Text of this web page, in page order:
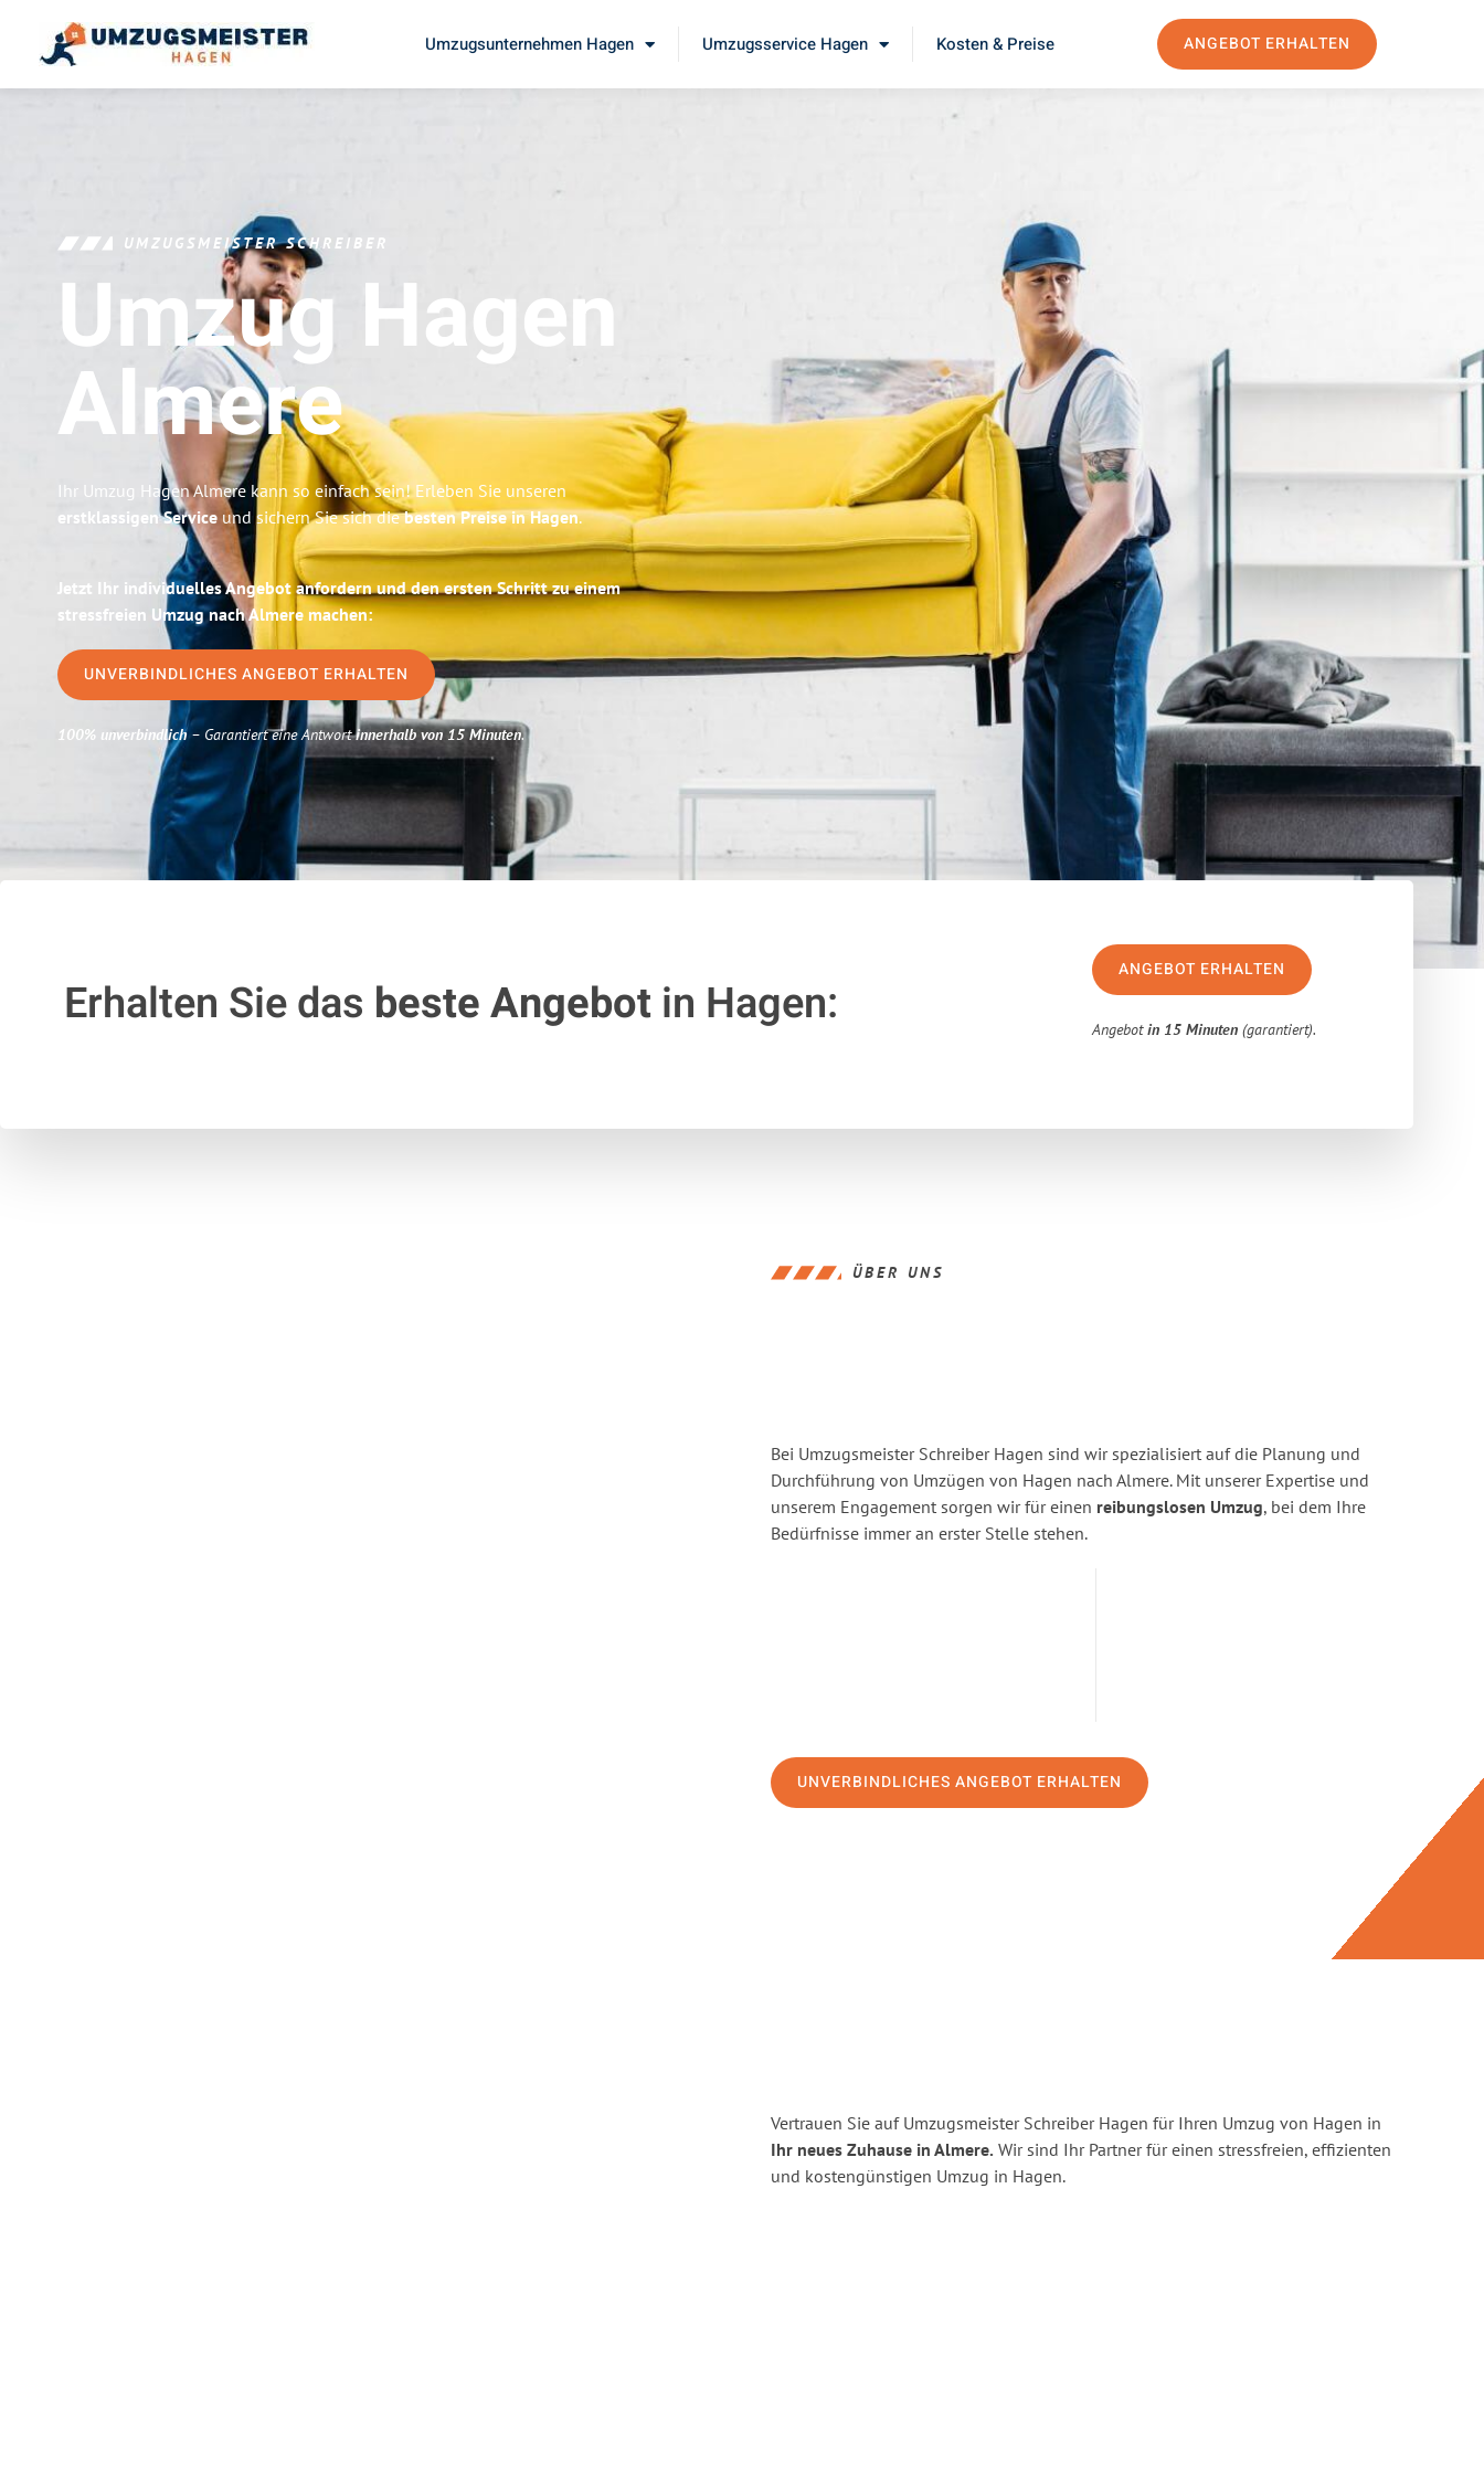
Umzugsunternehmen Hagen Umzugsservice Hagen Kosten & Preise ANGEBOT ERHALTEN
UMZUGSMEISTER SCHREIBER
Umzug Hagen
Almere
Ihr Umzug Hagen Almere kann so einfach sein! Erleben Sie unseren
erstklassigen Service und sichern Sie sich diebesten Preise in Hagen.
Jetzt Ihr individuelles Angebot anfordern und den ersten Schritt zu einem
stressfreien Umzug nach Almere machen:
UNVERBINDLICHES ANGEBOT ERHALTEN
100% unverbindlich– Garantiert eine Antwortinnerhalb von 15 Minuten.
Erhalten Sie das beste Angebotin Hagen:
ANGEBOT ERHALTEN
Angebotin 15 Minuten (garantiert).
ÜBER UNS
Bei Umzugsmeister Schreiber Hagen sind wir spezialisiert auf die Planung und
Durchführung von Umzügen von Hagen nach Almere. Mit unserer Expertise und
unserem Engagement sorgen wir für einen reibungslosen Umzug, bei dem Ihre
Bedürfnisse immer an erster Stelle stehen.
UNVERBINDLICHES ANGEBOT ERHALTEN
Vertrauen Sie auf Umzugsmeister Schreiber Hagen für Ihren Umzug von Hagen in
Ihr neues Zuhause in Almere. Wir sind Ihr Partner für einen stressfreien, effizienten
und kostengünstigen Umzug in Hagen.